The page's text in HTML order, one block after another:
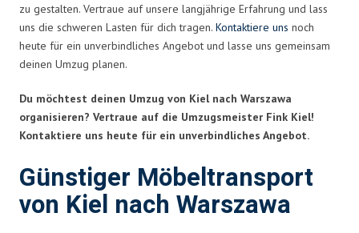
zu gestalten. Vertraue auf unsere langjährige Erfahrung und lass
uns die schweren Lasten für dich tragen. Kontaktiere uns noch
heute für ein unverbindliches Angebot und lasse uns gemeinsam
deinen Umzug planen.
Du möchtest deinen Umzug von Kiel nach Warszawa
organisieren? Vertraue auf die Umzugsmeister Fink Kiel!
Kontaktiere uns heute für ein unverbindliches Angebot.
Günstiger Möbeltransport
von Kiel nach Warszawa